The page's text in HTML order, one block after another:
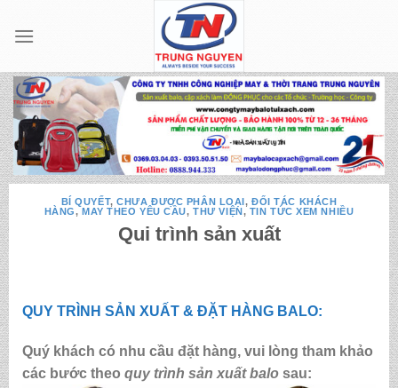
BÍ QUYẾT,CHƯA ĐƯỢC PHÂN LOẠI,ĐỐI TÁC KHÁCH
HÀNG,MAY THEO YÊU CẦU,THƯ VIỆN, TIN TỨC XEM NHIỀU
Qui trình sản xuất
QUY TRÌNH SẢN XUẤT & ĐẶT HÀNG BALO:
Quý khách có nhu cầu đặt hàng, vui lòng tham khảo
các bước theo quy trình sản xuất balosau: